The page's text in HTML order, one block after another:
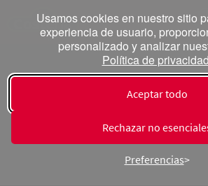
Usamos cookies en nuestro sitio
experiencia de usuario,
personalizado y analizar
Política de
Aceptar todo
Rechazar no
Preferencias